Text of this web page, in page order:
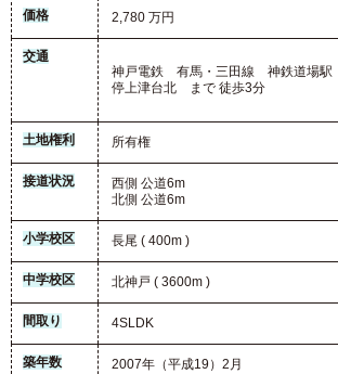
価格 2,780 万円
交通
神戸電鉄 有馬・三田線 神鉄道場
停上津台北 まで 徒歩3分
土地権利 所有権
接道状況
西側 公道6m
北側 公道6m
小学校区 長尾 ( 400m )
中学校区 北神戸 ( 3600m )
間取り 4SLDK
築年数 2007年（平成19）2月